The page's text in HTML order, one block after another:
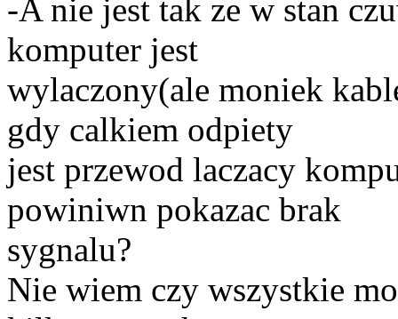
-A nie jest tak ze w stan
komputer jest
wylaczony(ale moniek
gdy calkiem odpiety
jest przewod laczacy
powiniwn pokazac brak
sygnalu?
Nie wiem czy wszystkie